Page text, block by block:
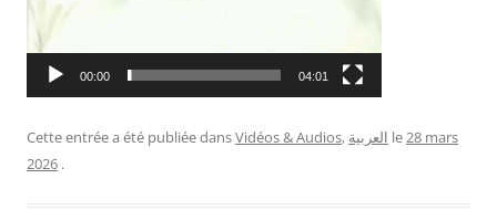
00:00 04:01
Cette entrée a été publiée dansVidéos & Audios, العربية le28 mars
2026 .